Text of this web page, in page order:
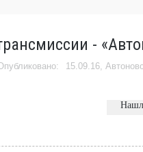
-
15.09.16,